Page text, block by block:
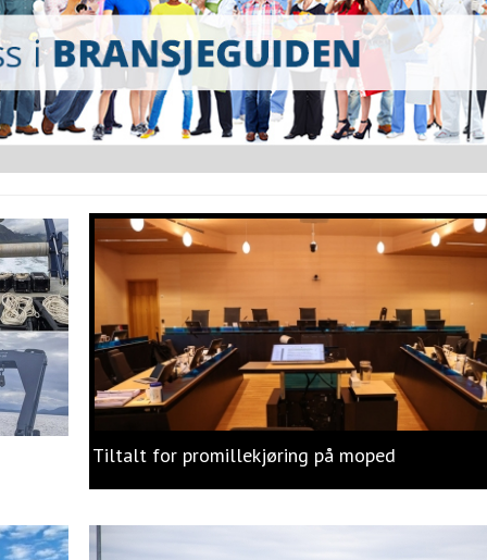
Tiltalt for promillekjøring på moped